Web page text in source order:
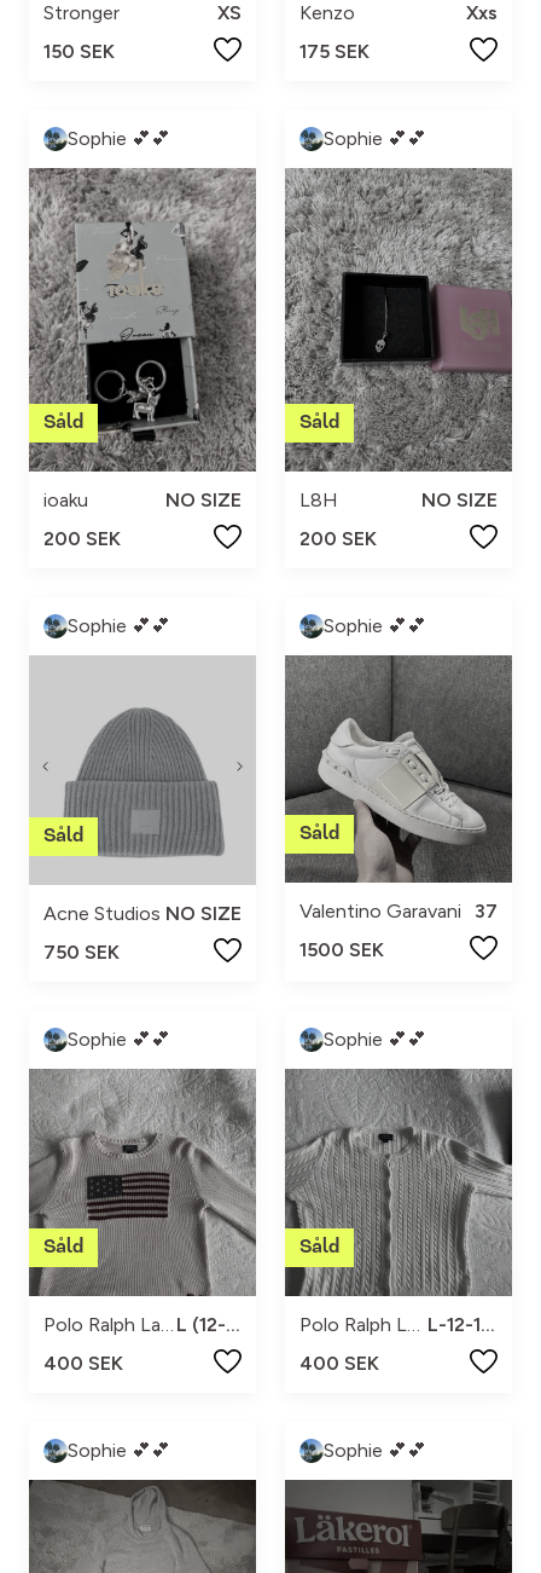
Stronger
XS
150 SEK
Kenzo
Xxs
175 SEK
Sophie 💕💕
ioaku
NO SIZE
200 SEK
Sophie 💕💕
L8H
NO SIZE
200 SEK
Sophie 💕💕
Acne Studios NO SIZE
750 SEK
Sophie 💕💕
Valentino Garavani
37
1500 SEK
Sophie 💕💕
Polo Ralph Lauren
L (12-14)
400 SEK
Sophie 💕💕
Polo Ralph Lauren
L-12-14år
400 SEK
Sophie 💕💕 Sophie 💕💕